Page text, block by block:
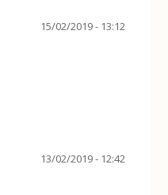
15/02/2019 - 13:12
13/02/2019 - 12:42